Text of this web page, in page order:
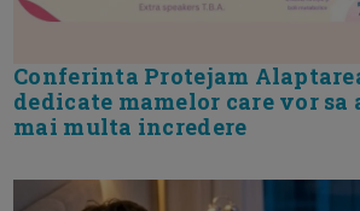
Conferinta Protejam
dedicate mamelor care vor sa
mai multa incredere